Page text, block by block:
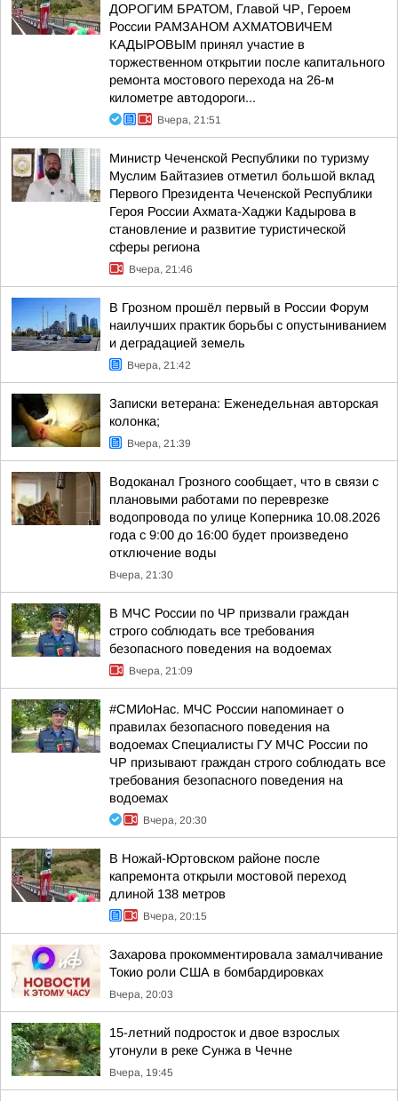
ДОРОГИМ БРАТОМ, Главой ЧР, Героем
России РАМЗАНОМ АХМАТОВИЧЕМ
КАДЫРОВЫМ принял участие в
торжественном открытии после капитального
ремонта мостового перехода на 26-м
километре автодороги...
Вчера, 21:51
Министр Чеченской Республики по туризму
Муслим Байтазиев отметил большой вклад
Первого Президента Чеченской Республики
Героя России Ахмата-Хаджи Кадырова в
становление и развитие туристической
сферы региона
Вчера, 21:46
В Грозном прошёл первый в России Форум
наилучших практик борьбы с опустыниванием
и деградацией земель
Вчера, 21:42
Записки ветерана: Еженедельная авторская
колонка;
Вчера, 21:39
Водоканал Грозного сообщает, что в связи с
плановыми работами по переврезке
водопровода по улице Коперника 10.08.2026
года с 9:00 до 16:00 будет произведено
отключение воды
Вчера, 21:30
В МЧС России по ЧР призвали граждан
строго соблюдать все требования
безопасного поведения на водоемах
Вчера, 21:09
#СМИоНас. МЧС России напоминает о
правилах безопасного поведения на
водоемах Специалисты ГУ МЧС России по
ЧР призывают граждан строго соблюдать все
требования безопасного поведения на
водоемах
Вчера, 20:30
В Ножай-Юртовском районе после
капремонта открыли мостовой переход
длиной 138 метров
Вчера, 20:15
Захарова прокомментировала замалчивание
Токио роли США в бомбардировках
Вчера, 20:03
15-летний подросток и двое взрослых
утонули в реке Сунжа в Чечне
Вчера, 19:45